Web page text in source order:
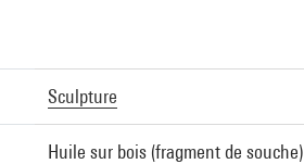
Sculpture
Huile sur bois (fragment de souche)